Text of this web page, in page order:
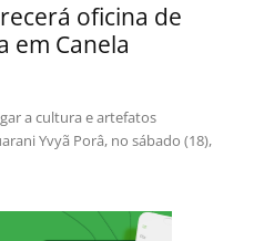
oficina de
em Canela
a cultura e artefatos
Yvyã Porâ, no sábado (18),